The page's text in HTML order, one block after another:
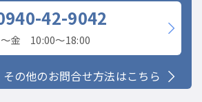
42-9042
金 10:00〜18:00
その他のお問合せ方法はこちら